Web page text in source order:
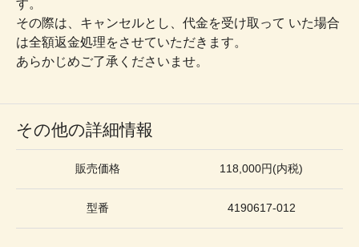
す。
その際は、キャンセルとし、代金を受け取って いた場合
は全額返金処理をさせていただきます。
あらかじめご了承くださいませ。
その他の詳細情報
販売価格 118,000円(内税)
型番 4190617-012